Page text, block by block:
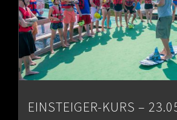
EINSTEIGER-KURS –